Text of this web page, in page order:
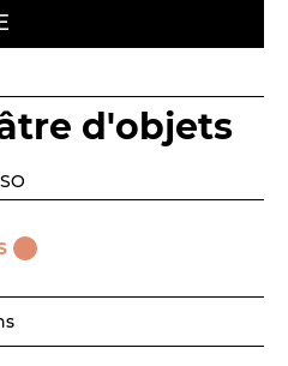
en ligne
d'objets